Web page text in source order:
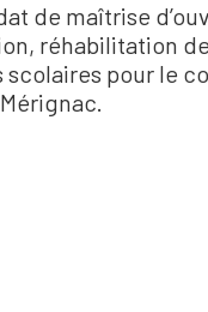
de maîtrise
réhabilitation
scolaires pour le